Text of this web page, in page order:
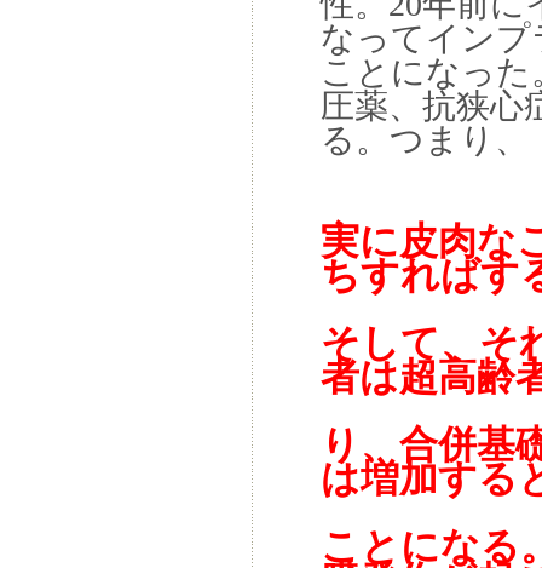
なってインプ
ことになった
圧薬、抗狭心
る。つまり、
実に皮肉な
ちすればす
そして、そ
者は超高齢
り、合併基
は増加する
ことになる